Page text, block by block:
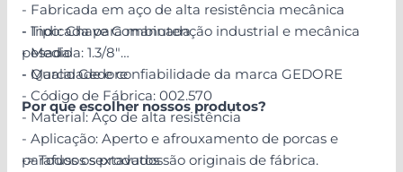
- Fabricada em aço de alta resistência mecânica
- Indicada para manutenção industrial e mecânica
pesada
- Qualidade e confiabilidade da marca GEDORE
- Tipo: Chave Combinada
- Medida: 1.3/8"
- Marca: Gedore
- Código de Fábrica: 002.570
- Material: Aço de alta resistência
- Aplicação: Aperto e afrouxamento de porcas e
parafusos sextavados
Por que escolher nossos produtos?
-> Todos os produtos são originais de fábrica.